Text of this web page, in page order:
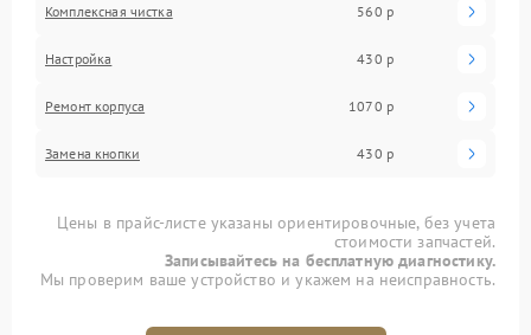
Комплексная чистка 560 р
Настройка 430 р
Ремонт корпуса 1070 р
Замена кнопки 430 р
Цены в прайс-листе указаны ориентировочные, без учета
стоимости запчастей.
Записывайтесь на бесплатную диагностику.
Мы проверим ваше устройство и укажем на неисправность.